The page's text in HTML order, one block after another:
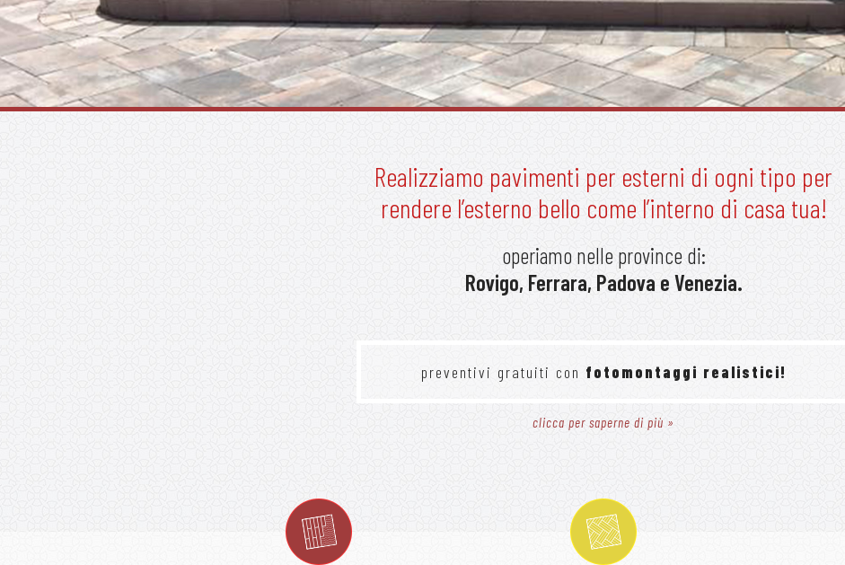
Realizziamo pavimenti per esterni di ogni tipo per
rendere l’esterno bello come l’interno di casa tua!
operiamo nelle province di:
Rovigo, Ferrara, Padova e Venezia.
preventivi gratuiti con fotomontaggi realistici!
clicca per saperne di più »